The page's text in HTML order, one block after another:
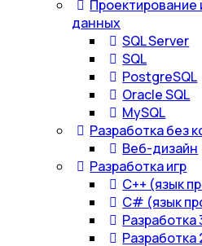
Проектирование
данных
SQL Server
SQL
PostgreSQL
Oracle SQL
MySQL
Разработка без
Веб-дизайн
Разработка игр
С++ (язык
С# (язык
Разработка
Разработка